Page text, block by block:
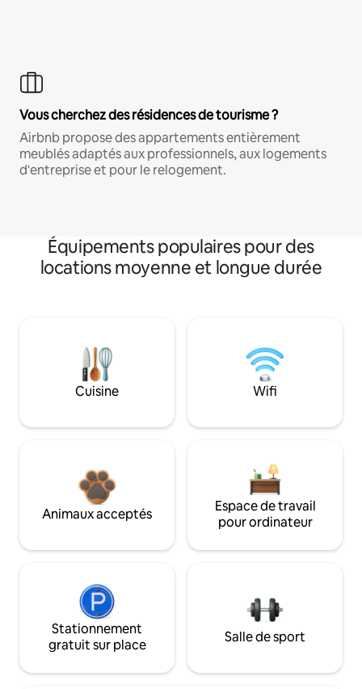
Vous cherchez des résidences de tourisme ?
Airbnb propose des appartements entièrement
meublés adaptés aux professionnels, aux logements
d'entreprise et pour le relogement.
Équipements populaires pour des
locations moyenne et longue durée
Cuisine Wifi
Animaux acceptés
Espace de travail
pour ordinateur
Stationnement
gratuit sur place
Salle de sport